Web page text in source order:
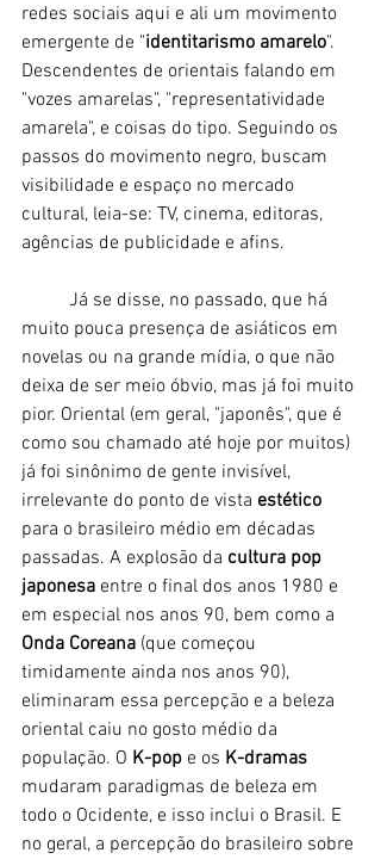
redes sociais aqui e ali um movimento
emergente de "identitarismo amarelo".
Descendentes de orientais falando em
"vozes amarelas", "representatividade
amarela", e coisas do tipo. Seguindo os
passos do movimento negro, buscam
visibilidade e espaço no mercado
cultural, leia-se: TV, cinema, editoras,
agências de publicidade e afins.
muito pouca presença de asiáticos em
novelas ou na grande mídia, o que não
deixa de ser meio óbvio, mas já foi muito
pior. Oriental (em geral, "japonês", que é
como sou chamado até hoje por muitos)
já foi sinônimo de gente invisível,
irrelevante do ponto de vista estético
para o brasileiro médio em décadas
passadas. A explosão da cultura pop
japonesa entre o final dos anos 1980 e
em especial nos anos 90, bem como a
Onda Coreana (que começou
timidamente ainda nos anos 90),
eliminaram essa percepção e a beleza
oriental caiu no gosto médio da
população. O K-pop e os K-dramas
mudaram paradigmas de beleza em
todo o Ocidente, e isso inclui o Brasil. E
no geral, a percepção do brasileiro sobre